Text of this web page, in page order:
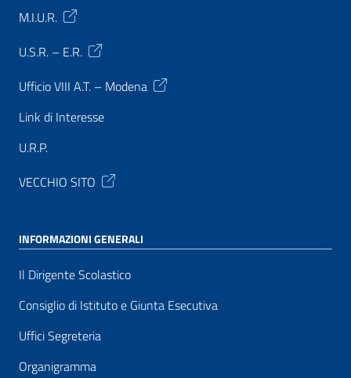
M.I.U.R.
U.S.R. – E.R.
Ufficio VIII A.T. – Modena
Link di Interesse
U.R.P.
VECCHIO SITO
INFORMAZIONI GENERALI
Il Dirigente Scolastico
Consiglio di Istituto e Giunta Esecutiva
Uffici Segreteria
Organigramma